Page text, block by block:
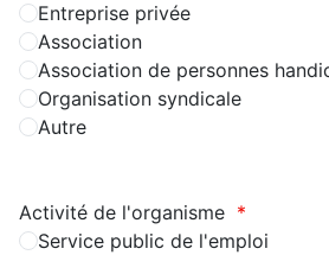
Entreprise privée
Association
Association de personnes
Organisation syndicale
Autre
Activité de l'organisme *
Service public de l'emploi